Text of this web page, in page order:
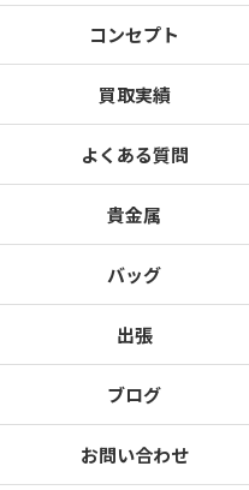
コンセプト
買取実績
よくある質問
貴金属
バッグ
出張
ブログ
お問い合わせ